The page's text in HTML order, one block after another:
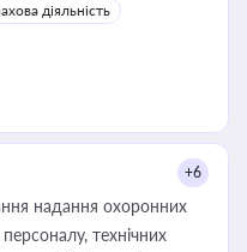
діяльність
+6
надання охоронних
технічних